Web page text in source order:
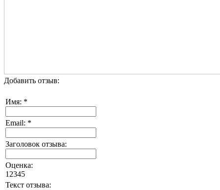
Добавить отзыв:
Имя: *
Email: *
Заголовок отзыва:
Оценка:
1 2345
Текст отзыва: